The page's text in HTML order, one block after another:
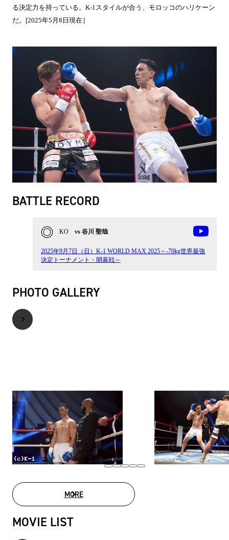
る決定力を持っている。K-1スタイルが合う、モロッコのハリケーン
だ。[2025年5月8日現在］
BATTLE RECORD
KO vs 谷川 聖哉
2025年9月7日（日）K-1 WORLD MAX 2025～-70kg世界最強
決定トーナメント・開幕戦～
PHOTO GALLERY
MOREPHOTO GALLERY
MOVIE LIST